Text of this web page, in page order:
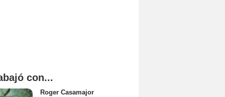
con...
Roger Casamajor